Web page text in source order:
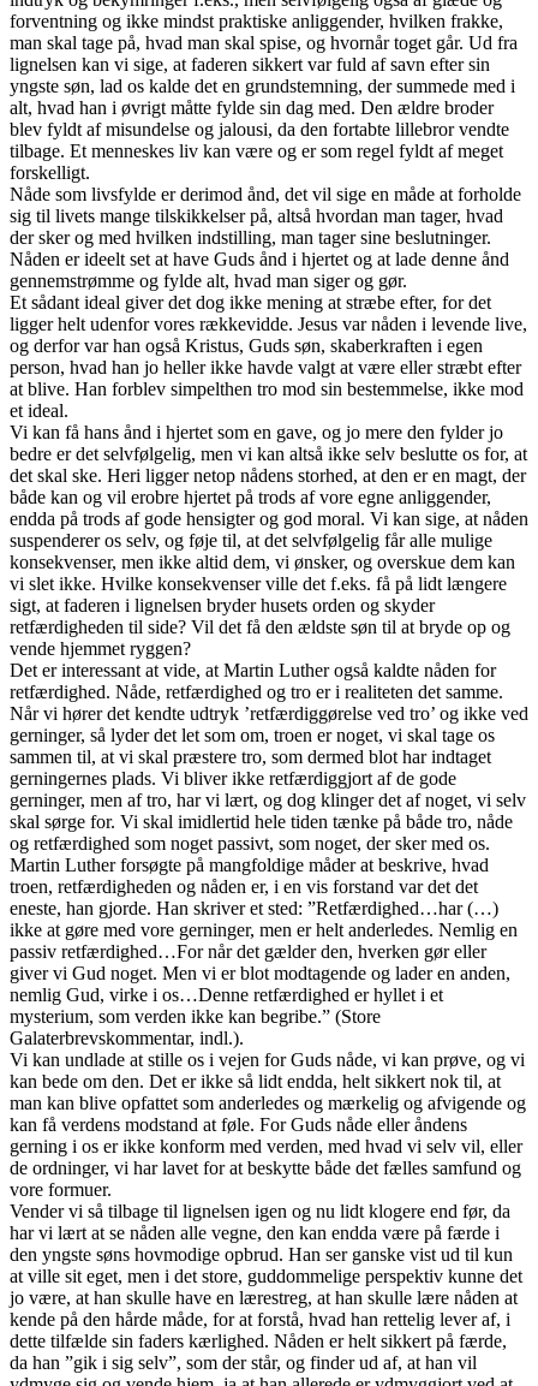
forventning og ikke mindst praktiske anliggender, hvilken frakke,
man skal tage på, hvad man skal spise, og hvornår toget går. Ud fra
lignelsen kan vi sige, at faderen sikkert var fuld af savn efter sin
yngste søn, lad os kalde det en grundstemning, der summede med i
alt, hvad han i øvrigt måtte fylde sin dag med. Den ældre broder
blev fyldt af misundelse og jalousi, da den fortabte lillebror vendte
tilbage. Et menneskes liv kan være og er som regel fyldt af meget
forskelligt.
Nåde som livsfylde er derimod ånd, det vil sige en måde at forholde
sig til livets mange tilskikkelser på, altså hvordan man tager, hvad
der sker og med hvilken indstilling, man tager sine beslutninger.
Nåden er ideelt set at have Guds ånd i hjertet og at lade denne ånd
gennemstrømme og fylde alt, hvad man siger og gør.
Et sådant ideal giver det dog ikke mening at stræbe efter, for det
ligger helt udenfor vores rækkevidde. Jesus var nåden i levende live,
og derfor var han også Kristus, Guds søn, skaberkraften i egen
person, hvad han jo heller ikke havde valgt at være eller stræbt efter
at blive. Han forblev simpelthen tro mod sin bestemmelse, ikke mod
et ideal.
Vi kan få hans ånd i hjertet som en gave, og jo mere den fylder jo
bedre er det selvfølgelig, men vi kan altså ikke selv beslutte os for, at
det skal ske. Heri ligger netop nådens storhed, at den er en magt, der
både kan og vil erobre hjertet på trods af vore egne anliggender,
endda på trods af gode hensigter og god moral. Vi kan sige, at nåden
suspenderer os selv, og føje til, at det selvfølgelig får alle mulige
konsekvenser, men ikke altid dem, vi ønsker, og overskue dem kan
vi slet ikke. Hvilke konsekvenser ville det f.eks. få på lidt længere
sigt, at faderen i lignelsen bryder husets orden og skyder
retfærdigheden til side? Vil det få den ældste søn til at bryde op og
vende hjemmet ryggen?
Det er interessant at vide, at Martin Luther også kaldte nåden for
retfærdighed. Nåde, retfærdighed og tro er i realiteten det samme.
Når vi hører det kendte udtryk ’retfærdiggørelse ved tro’ og ikke ved
gerninger, så lyder det let som om, troen er noget, vi skal tage os
sammen til, at vi skal præstere tro, som dermed blot har indtaget
gerningernes plads. Vi bliver ikke retfærdiggjort af de gode
gerninger, men af tro, har vi lært, og dog klinger det af noget, vi selv
skal sørge for. Vi skal imidlertid hele tiden tænke på både tro, nåde
og retfærdighed som noget passivt, som noget, der sker med os.
Martin Luther forsøgte på mangfoldige måder at beskrive, hvad
troen, retfærdigheden og nåden er, i en vis forstand var det det
eneste, han gjorde. Han skriver et sted: ”Retfærdighed…har (…)
ikke at gøre med vore gerninger, men er helt anderledes. Nemlig en
passiv retfærdighed…For når det gælder den, hverken gør eller
giver vi Gud noget. Men vi er blot modtagende og lader en anden,
nemlig Gud, virke i os…Denne retfærdighed er hyllet i et
mysterium, som verden ikke kan begribe.” (Store
Galaterbrevskommentar, indl.).
Vi kan undlade at stille os i vejen for Guds nåde, vi kan prøve, og vi
kan bede om den. Det er ikke så lidt endda, helt sikkert nok til, at
man kan blive opfattet som anderledes og mærkelig og afvigende og
kan få verdens modstand at føle. For Guds nåde eller åndens
gerning i os er ikke konform med verden, med hvad vi selv vil, eller
de ordninger, vi har lavet for at beskytte både det fælles samfund og
vore formuer.
Vender vi så tilbage til lignelsen igen og nu lidt klogere end før, da
har vi lært at se nåden alle vegne, den kan endda være på færde i
den yngste søns hovmodige opbrud. Han ser ganske vist ud til kun
at ville sit eget, men i det store, guddommelige perspektiv kunne det
jo være, at han skulle have en lærestreg, at han skulle lære nåden at
kende på den hårde måde, for at forstå, hvad han rettelig lever af, i
dette tilfælde sin faders kærlighed. Nåden er helt sikkert på færde,
da han ”gik i sig selv”, som der står, og finder ud af, at han vil